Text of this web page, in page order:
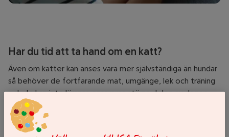
Har du tid att ta hand om en katt?
Även om katter kan anses vara mer självständiga än hundar
så behöver de fortfarande mat, umgänge, lek och träning
och de kan inte lämnas ensamma större delen av dagen.
Det gäller framför allt om du har en innekatt eftersom en
utekatt klarar sig mer på egen hand. Oavsett bör du tänka
igenom beslutet att skaffa katt noggrannt eftersom de